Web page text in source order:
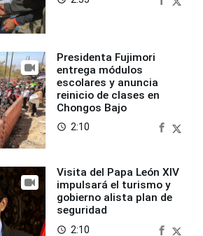
Presidenta Fujimori
entrega módulos
escolares y anuncia
reinicio de clases en
Chongos Bajo
access_time 2:10
Visita del Papa León XIV
impulsará el turismo y
gobierno alista plan de
seguridad
access_time 2:10